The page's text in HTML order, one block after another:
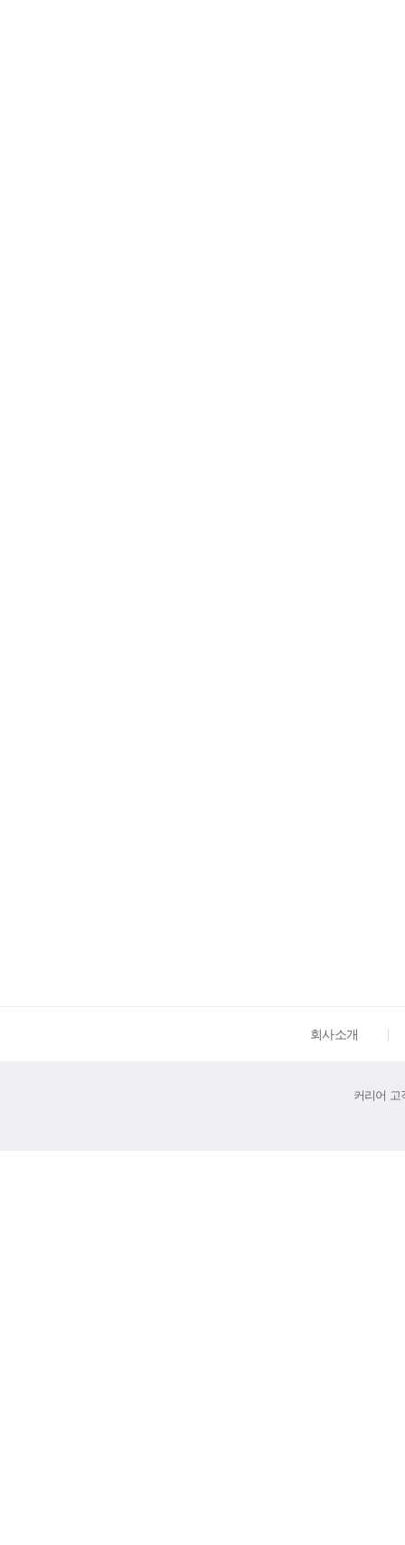
회사소개
커리어 고